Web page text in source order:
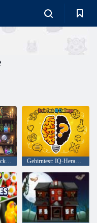
Detective X Verstecktes Objekt finden Gehirntest: IQ-Herausforderung